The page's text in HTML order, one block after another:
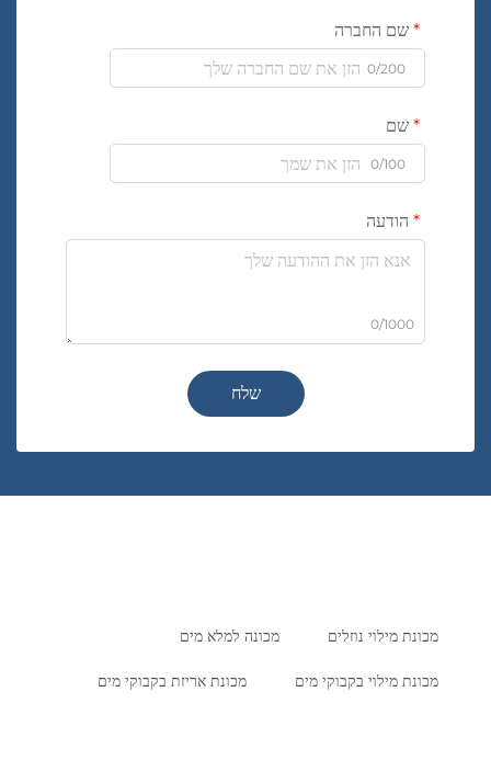
שם החברה
0/200
שם
0/100
הודעה
0/1000
שלח
מכונת מילוי נוזלים מכונה למלא מים
מכונת מילוי בקבוקי מים מכונת אריזת בקבוקי מים